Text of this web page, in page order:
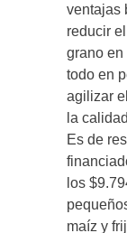
ventajas
reducir
grano en
todo en
agilizar
la
Es de
los
maíz y